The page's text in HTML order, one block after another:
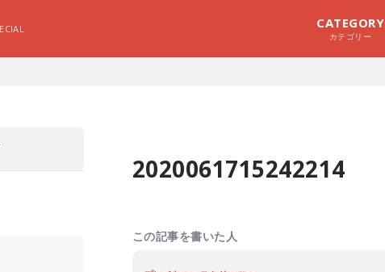
CATEGORY
カテゴリー
2020061715242214
この記事を書いた人